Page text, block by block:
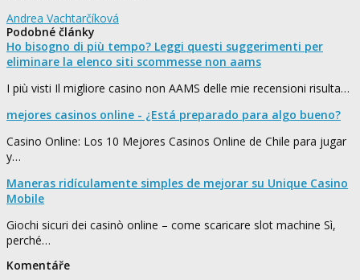
Andrea Vachtarčíková
Podobné články
Ho bisogno di più tempo? Leggi questi suggerimenti per
eliminare la elenco siti scommesse non aams
I più visti Il migliore casino non AAMS delle mie recensioni risulta…
mejores casinos online - ¿Está preparado para algo bueno?
Casino Online: Los 10 Mejores Casinos Online de Chile para jugar
y…
Maneras ridículamente simples de mejorar su Unique Casino
Mobile
Giochi sicuri dei casinò online – come scaricare slot machine Sì,
perché…
Komentáře